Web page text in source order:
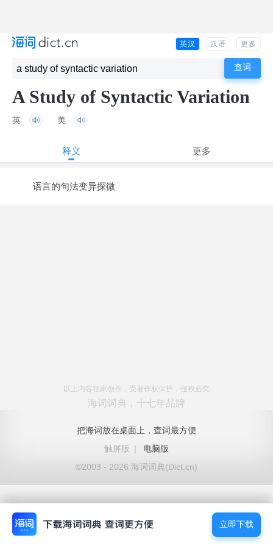
英汉 汉语 更多
A Study of Syntactic Variation
英 美
释义 更多
语言的句法变异探微
以上内容独家创作，受著作权保护，侵权必究
海词词典，十七年品牌
把海词放在桌面上，查词最方便
触屏版
|
电脑版
©2003 - 2026 海词词典(Dict.cn)
立即下载
立即下载